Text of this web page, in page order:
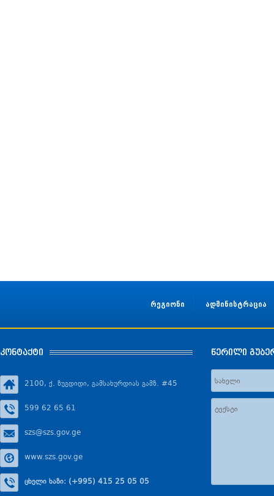
რეგიონი ადმინისტრაცია
კონტაქტი
2100, ქ. ზუგდიდი, გამსახურდიას გამზ. #45
599 62 65 61
szs@szs.gov.ge
www.szs.gov.ge
ცხელი ხაზი: (+995) 415 25 05 05
წერილი